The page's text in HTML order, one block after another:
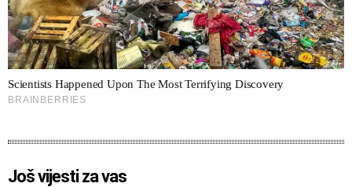
Još vijesti za vas